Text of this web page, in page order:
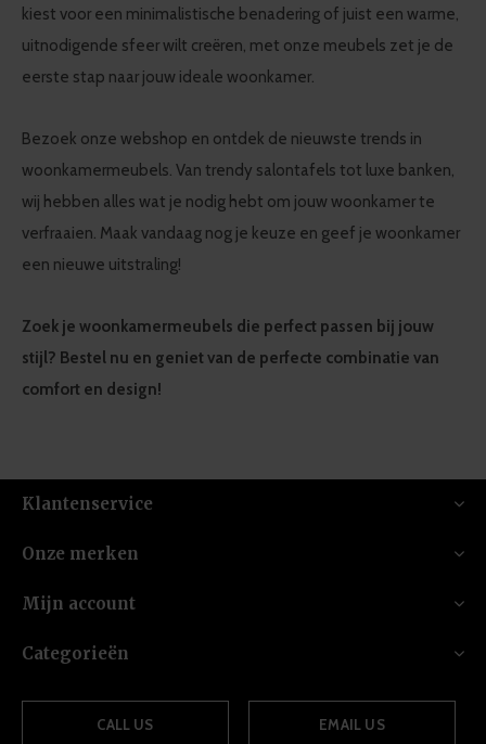
kiest voor een minimalistische benadering of juist een warme,
uitnodigende sfeer wilt creëren, met onze meubels zet je de
eerste stap naar jouw ideale woonkamer.
Bezoek onze webshop en ontdek de nieuwste trends in
woonkamermeubels. Van trendy salontafels tot luxe banken,
wij hebben alles wat je nodig hebt om jouw woonkamer te
verfraaien. Maak vandaag nog je keuze en geef je woonkamer
een nieuwe uitstraling!
Zoek je woonkamermeubels die perfect passen bij jouw
stijl? Bestel nu en geniet van de perfecte combinatie van
comfort en design!
Klantenservice
Onze merken
Mijn account
Categorieën
CALL US EMAIL US